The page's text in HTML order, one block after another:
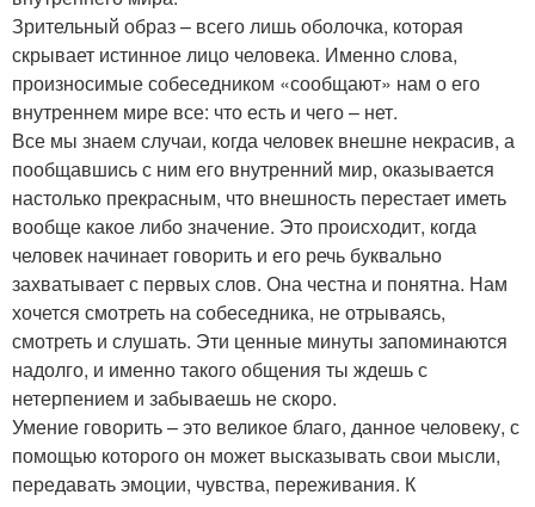
Зрительный образ – всего лишь оболочка, которая
скрывает истинное лицо человека. Именно слова,
произносимые собеседником «сообщают» нам о его
внутреннем мире все: что есть и чего – нет.
Все мы знаем случаи, когда человек внешне некрасив, а
пообщавшись с ним его внутренний мир, оказывается
настолько прекрасным, что внешность перестает иметь
вообще какое либо значение. Это происходит, когда
человек начинает говорить и его речь буквально
захватывает с первых слов. Она честна и понятна. Нам
хочется смотреть на собеседника, не отрываясь,
смотреть и слушать. Эти ценные минуты запоминаются
надолго, и именно такого общения ты ждешь с
нетерпением и забываешь не скоро.
Умение говорить – это великое благо, данное человеку, с
помощью которого он может высказывать свои мысли,
передавать эмоции, чувства, переживания. К